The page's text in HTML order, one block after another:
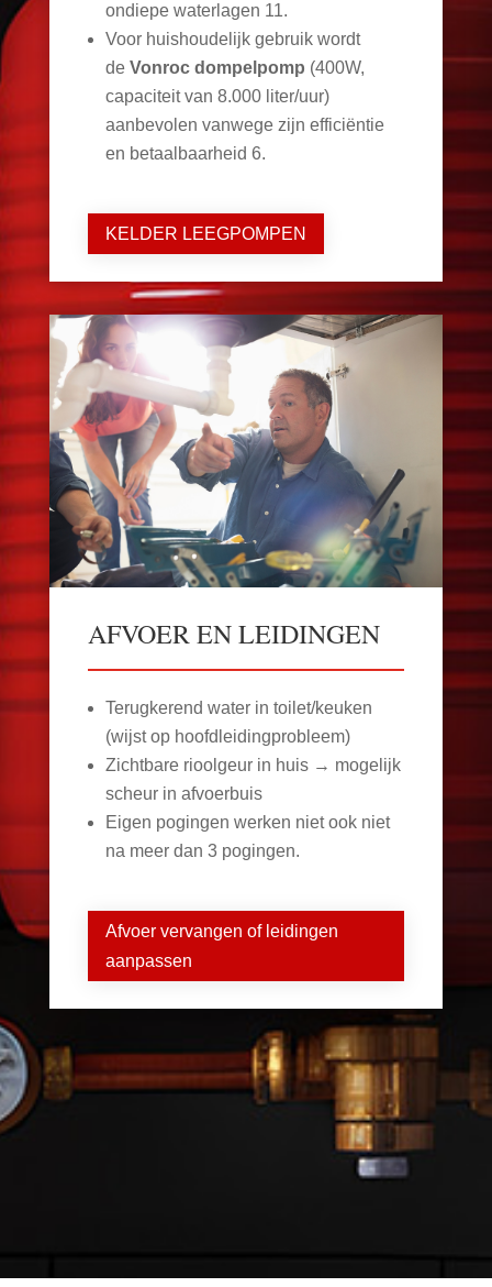
ondiepe waterlagen 11.
Voor huishoudelijk gebruik wordt
de Vonroc dompelpomp (400W,
capaciteit van 8.000 liter/uur)
aanbevolen vanwege zijn efficiëntie
en betaalbaarheid 6.
KELDER LEEGPOMPEN
AFVOER EN LEIDINGEN
Terugkerend water in toilet/keuken
(wijst op hoofdleidingprobleem)
Zichtbare rioolgeur in huis → mogelijk
scheur in afvoerbuis
Eigen pogingen werken niet ook niet
na meer dan 3 pogingen.
Afvoer vervangen of leidingen
aanpassen